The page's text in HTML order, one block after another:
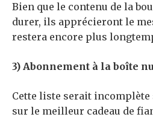
Bien que le contenu de la
durer, ils apprécieront le
restera encore plus
3) Abonnement à la boîte
Cette liste serait incomplète
sur le meilleur cadeau de